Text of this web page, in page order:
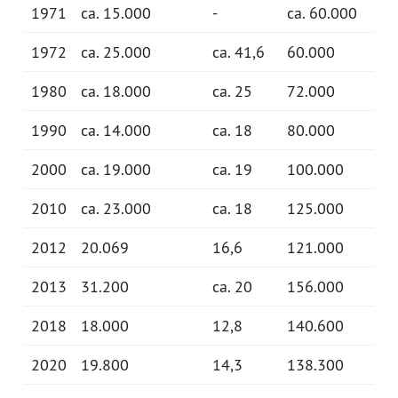
1971 ca. 15.000 -
ca. 60.000
1972
ca. 25.000 ca. 41,6
60.000
1980
ca. 18.000 ca. 25
72.000
1990
ca. 14.000 ca. 18
80.000
2000
ca. 19.000 ca. 19
100.000
2010
ca. 23.000 ca. 18
125.000
2012
20.069 16,6
121.000
2013
31.200 ca. 20
156.000
2018
18.000 12,8
140.600
2020
19.800 14,3
138.300